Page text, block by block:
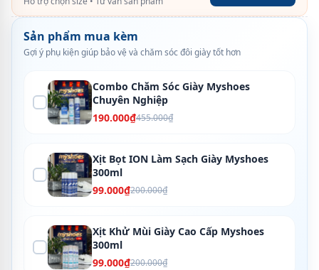
Sản phẩm mua kèm
Gợi ý phụ kiện giúp bảo vệ và chăm sóc đôi giày tốt hơn
Combo Chăm Sóc Giày Myshoes
Chuyên Nghiệp
190.000₫455.000₫
Xịt Bọt ION Làm Sạch Giày Myshoes
300ml
99.000₫200.000₫
Xịt Khử Mùi Giày Cao Cấp Myshoes
300ml
99.000₫200.000₫